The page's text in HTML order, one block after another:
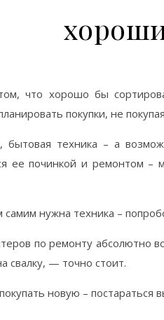
что хорошо бы
покупки, не
бытовая техника – а
ее починкой и ремонтом –
самим нужна техника –
по ремонту абсолютно
свалку, — точно стоит.
новую –